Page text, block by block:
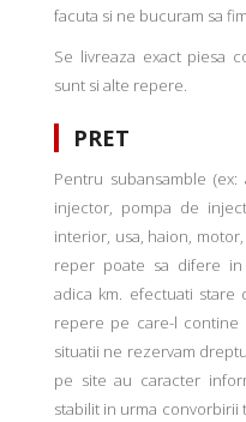
facuta si ne bucuram sa
Se livreaza exact piesa
sunt si alte repere.
PRET
Pentru subansamble
injector, pompa de
interior, usa, haion,
reper poate sa difere
adica km. efectuati
repere pe care-l contine
situatii ne rezervam
pe site au caracter
stabilit in urma